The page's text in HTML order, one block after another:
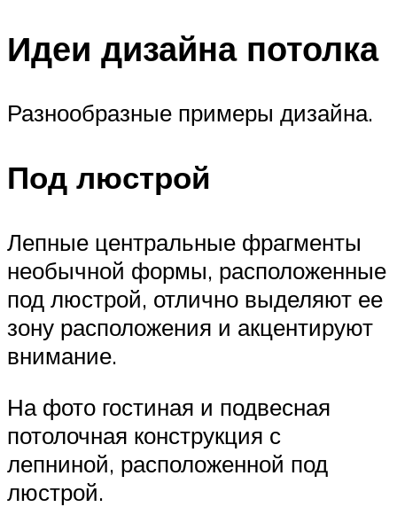
Идеи дизайна потолка
Разнообразные примеры дизайна.
Под люстрой
Лепные центральные фрагменты
необычной формы, расположенные
под люстрой, отлично выделяют ее
зону расположения и акцентируют
внимание.
На фото гостиная и подвесная
потолочная конструкция с
лепниной, расположенной под
люстрой.